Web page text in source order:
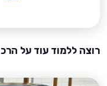
רוצה ללמוד עוד על